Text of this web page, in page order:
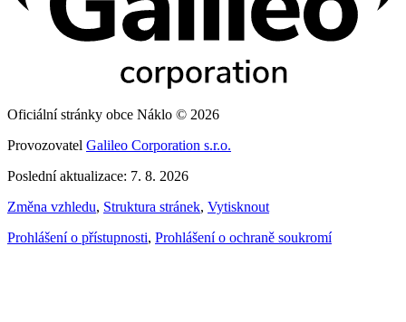
Oficiální stránky obce Náklo © 2026
Provozovatel Galileo Corporation s.r.o.
Poslední aktualizace: 7. 8. 2026
Změna vzhledu, Struktura stránek, Vytisknout
Prohlášení o přístupnosti, Prohlášení o ochraně soukromí